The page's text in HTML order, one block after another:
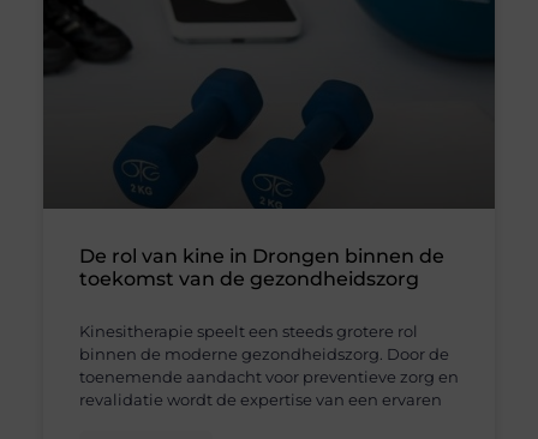
De rol van kine in Drongen binnen de
toekomst van de gezondheidszorg
Kinesitherapie speelt een steeds grotere rol
binnen de moderne gezondheidszorg. Door de
toenemende aandacht voor preventieve zorg en
revalidatie wordt de expertise van een ervaren